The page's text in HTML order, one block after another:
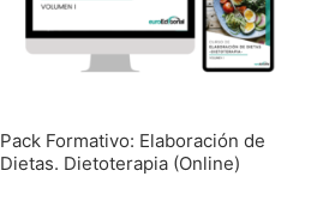
Pack Formativo: Elaboración de
Dietas. Dietoterapia (Online)